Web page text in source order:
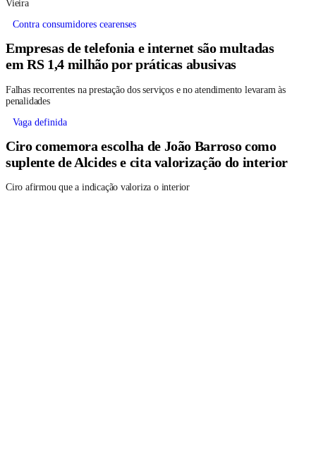
Contra consumidores cearenses
Empresas de telefonia e internet são multadas
em RS 1,4 milhão por práticas abusivas
Falhas recorrentes na prestação dos serviços e no atendimento levaram às
penalidades
Vaga definida
Ciro comemora escolha de João Barroso como
suplente de Alcides e cita valorização do interior
Ciro afirmou que a indicação valoriza o interior